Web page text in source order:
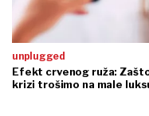
unplugged
Efekt crvenog ruža:
krizi trošimo na male